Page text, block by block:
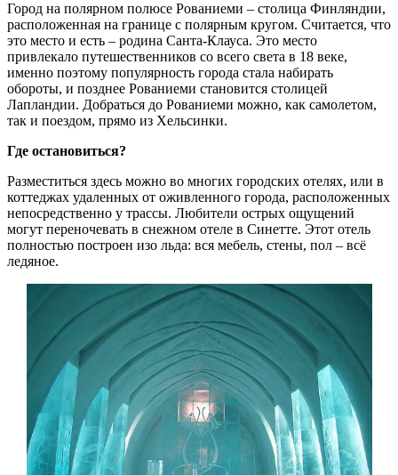
Город на полярном полюсе Рованиеми – столица Финляндии,
расположенная на границе с полярным кругом. Считается, что
это место и есть – родина Санта-Клауса. Это место
привлекало путешественников со всего света в 18 веке,
именно поэтому популярность города стала набирать
обороты, и позднее Рованиеми становится столицей
Лапландии. Добраться до Рованиеми можно, как самолетом,
так и поездом, прямо из Хельсинки.
Где остановиться?
Разместиться здесь можно во многих городских отелях, или в
коттеджах удаленных от оживленного города, расположенных
непосредственно у трассы. Любители острых ощущений
могут переночевать в снежном отеле в Синетте. Этот отель
полностью построен изо льда: вся мебель, стены, пол – всё
ледяное.